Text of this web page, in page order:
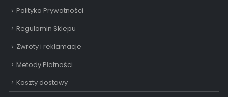
Polityka Prywatności
Regulamin Sklepu
Zwroty i reklamacje
Metody Płatności
Koszty dostawy